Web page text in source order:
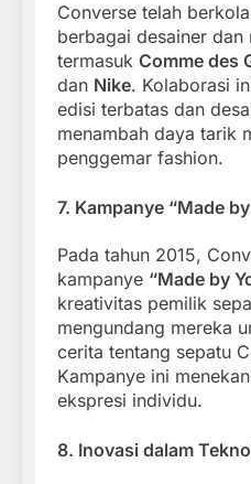
Converse telah
berbagai desainer dan
termasuk Comme des
dan Nike. Kolaborasi
edisi terbatas dan
menambah daya tarik
penggemar fashion.
7. Kampanye “Made
Pada tahun 2015,
kampanye “Made by
kreativitas pemilik
mengundang mereka
cerita tentang sepatu
Kampanye ini
ekspresi individu.
8. Inovasi dalam